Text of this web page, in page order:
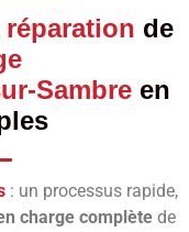
réparation de
Sambre en
: un processus rapide,
charge complète de